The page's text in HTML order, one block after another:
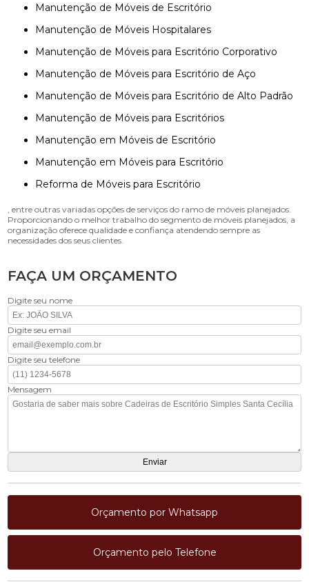
Manutenção de Móveis de Escritório
Manutenção de Móveis Hospitalares
Manutenção de Móveis para Escritório Corporativo
Manutenção de Móveis para Escritório de Aço
Manutenção de Móveis para Escritório de Alto Padrão
Manutenção de Móveis para Escritórios
Manutenção em Móveis de Escritório
Manutenção em Móveis para Escritório
Reforma de Móveis para Escritório
, entre outras variadas opções de serviços do ramo de móveis planejados.
Proporcionando o melhor trabalho do segmento de móveis planejados, a
organização oferece qualidade e confiança atendendo sempre as
necessidades dos seus clientes.
FAÇA UM ORÇAMENTO
Digite seu nome
Digite seu email
Digite seu telefone
Mensagem
Orçamento por Whatsapp
Orçamento pelo Telefone